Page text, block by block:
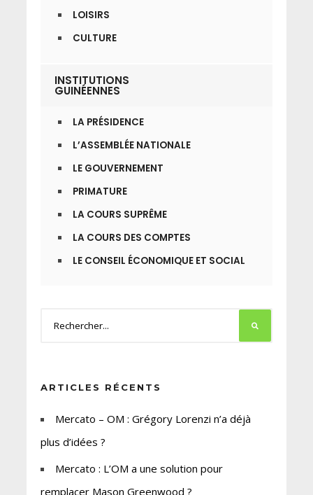
LOISIRS
CULTURE
INSTITUTIONS
GUINÉENNES
LA PRÉSIDENCE
L’ASSEMBLÉE NATIONALE
LE GOUVERNEMENT
PRIMATURE
LA COURS SUPRÊME
LA COURS DES COMPTES
LE CONSEIL ÉCONOMIQUE ET SOCIAL
ARTICLES RÉCENTS
Mercato – OM : Grégory Lorenzi n’a déjà
plus d’idées ?
Mercato : L’OM a une solution pour
remplacer Mason Greenwood ?